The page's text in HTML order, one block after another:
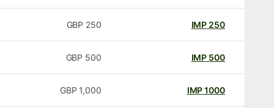
250
IMP
250
GBP
500
IMP
500
GBP
1000
IMP
1,000
GBP